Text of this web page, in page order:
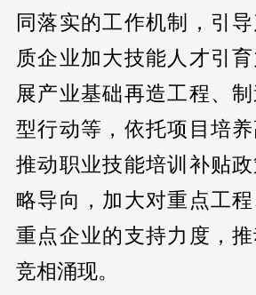
同落实的工作机制，引
质企业加大技能人才引
展产业基础再造工程、
型行动等，依托项目培养
推动职业技能培训补贴
略导向，加大对重点工
重点企业的支持力度，
竞相涌现。